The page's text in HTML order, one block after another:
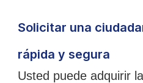
Solicitar una
rápida y segura
Usted puede adquirir